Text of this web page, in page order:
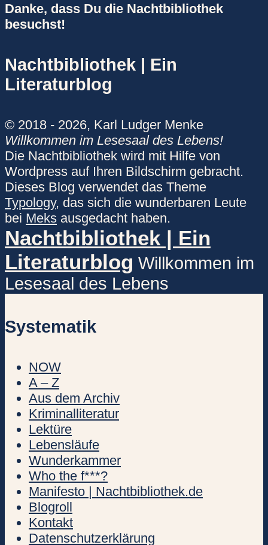
Danke, dass Du die Nachtbibliothek
besuchst!
Nachtbibliothek | Ein
Literaturblog
© 2018 - 2026, Karl Ludger Menke
Willkommen im Lesesaal des Lebens!
Die Nachtbibliothek wird mit Hilfe von
Wordpress auf Ihren Bildschirm gebracht.
Dieses Blog verwendet das Theme
Typology, das sich die wunderbaren Leute
bei Meks ausgedacht haben.
Nachtbibliothek | Ein
Literaturblog Willkommen im
Lesesaal des Lebens
Systematik
NOW
A – Z
Aus dem Archiv
Kriminalliteratur
Lektüre
Lebensläufe
Wunderkammer
Who the f***?
Manifesto | Nachtbibliothek.de
Blogroll
Kontakt
Datenschutzerklärung